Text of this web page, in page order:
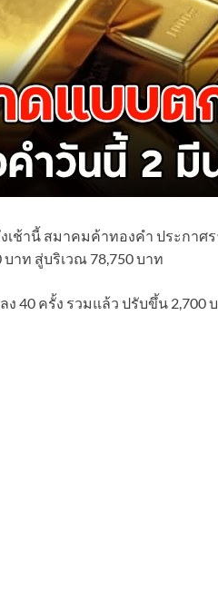
ช้านี้ สมาคมค้าทองคำ ประกาศร
บาท สู่บริเวณ 78,750 บาท
40 ครั้ง รวมแล้ว ปรับขึ้น 2,700